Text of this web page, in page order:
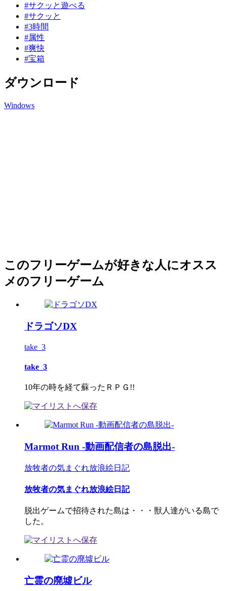
#サクッと遊べる
#サクッと
#3時間
#属性
#爽快
#宝箱
ダウンロード
Windows
このフリーゲームが好きな人にオスス
メのフリーゲーム
ドラゴソDX
take_3
take_3
10年の時を経て蘇ったＲＰＧ!!
Marmot Run -動画配信者の島脱出-
放牧者の気まぐれ放浪絵日記
放牧者の気まぐれ放浪絵日記
脱出ゲームで招待された島は・・・獣人達がいる島で
した。
亡霊の廃墟ビル